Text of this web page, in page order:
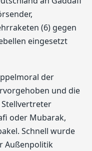
(6) gegen
eingesetzt
der
und die
oder Mubarak,
Schnell wurde
Außenpolitik